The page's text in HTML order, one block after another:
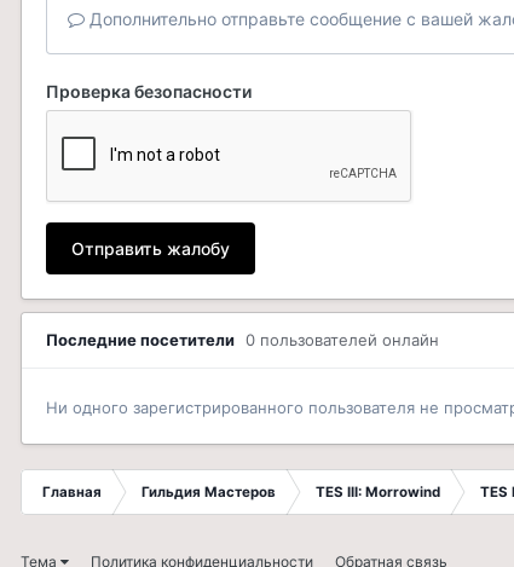
Дополнительно отправьте сообщение с вашей
Проверка безопасности
Отправить жалобу
Последние посетители 0 пользователей онлайн
Ни одного зарегистрированного пользователя не
Главная Гильдия Мастеров TES III: Morrowind TES
Тема Политика конфиденциальности Обратная связь